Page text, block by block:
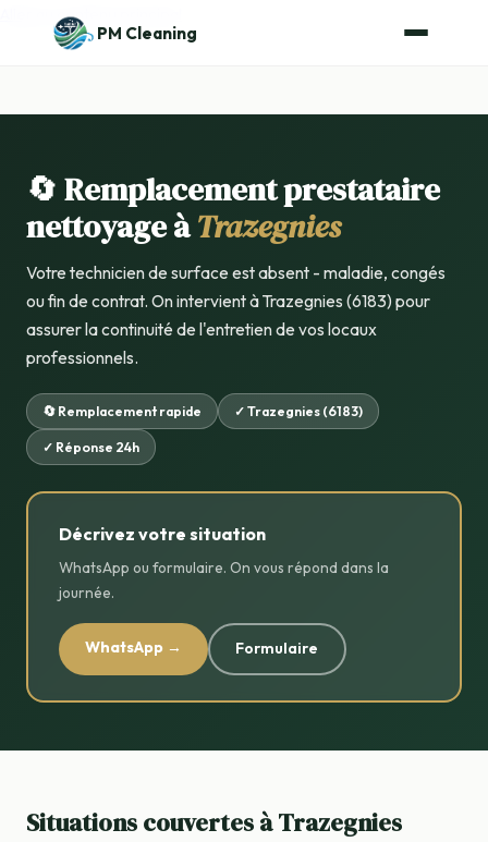
Aller au contenu principal
PM Cleaning
🔄 Remplacement prestataire
nettoyage àTrazegnies
Votre technicien de surface est absent - maladie, congés
ou fin de contrat. On intervient à Trazegnies (6183) pour
assurer la continuité de l'entretien de vos locaux
professionnels.
🔄 Remplacement rapide ✓ Trazegnies (6183)
✓ Réponse 24h
Décrivez votre situation
WhatsApp ou formulaire. On vous répond dans la
journée.
WhatsApp → Formulaire
Situations couvertes à Trazegnies